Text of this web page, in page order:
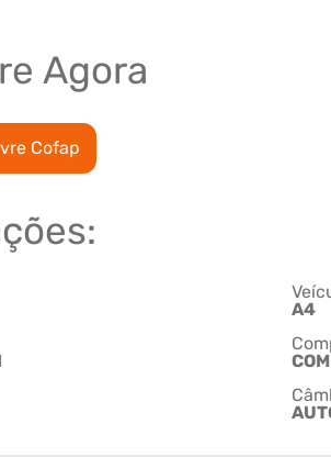
Agora
Cofap
A4